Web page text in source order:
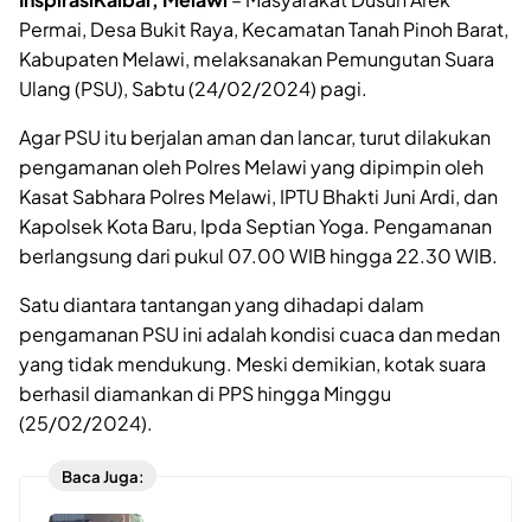
Permai, Desa Bukit Raya, Kecamatan Tanah Pinoh Barat,
Kabupaten Melawi, melaksanakan Pemungutan Suara
Ulang (PSU), Sabtu (24/02/2024) pagi.
Agar PSU itu berjalan aman dan lancar, turut dilakukan
pengamanan oleh Polres Melawi yang dipimpin oleh
Kasat Sabhara Polres Melawi, IPTU Bhakti Juni Ardi, dan
Kapolsek Kota Baru, Ipda Septian Yoga. Pengamanan
berlangsung dari pukul 07.00 WIB hingga 22.30 WIB.
Satu diantara tantangan yang dihadapi dalam
pengamanan PSU ini adalah kondisi cuaca dan medan
yang tidak mendukung. Meski demikian, kotak suara
berhasil diamankan di PPS hingga Minggu
(25/02/2024).
Baca Juga: